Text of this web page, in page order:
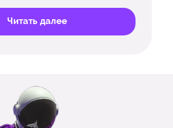
Читать далее